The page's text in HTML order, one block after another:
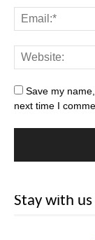
Save my
next time I
Stay with us